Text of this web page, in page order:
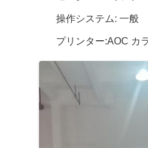
操作システム: 一般
プリンター:AOC カ